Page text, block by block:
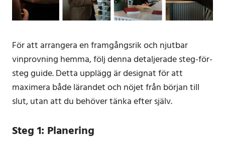
För att arrangera en framgångsrik och njutbar
vinprovning hemma, följ denna detaljerade steg-för-
steg guide. Detta upplägg är designat för att
maximera både lärandet och nöjet från början till
slut, utan att du behöver tänka efter själv.
Steg 1: Planering